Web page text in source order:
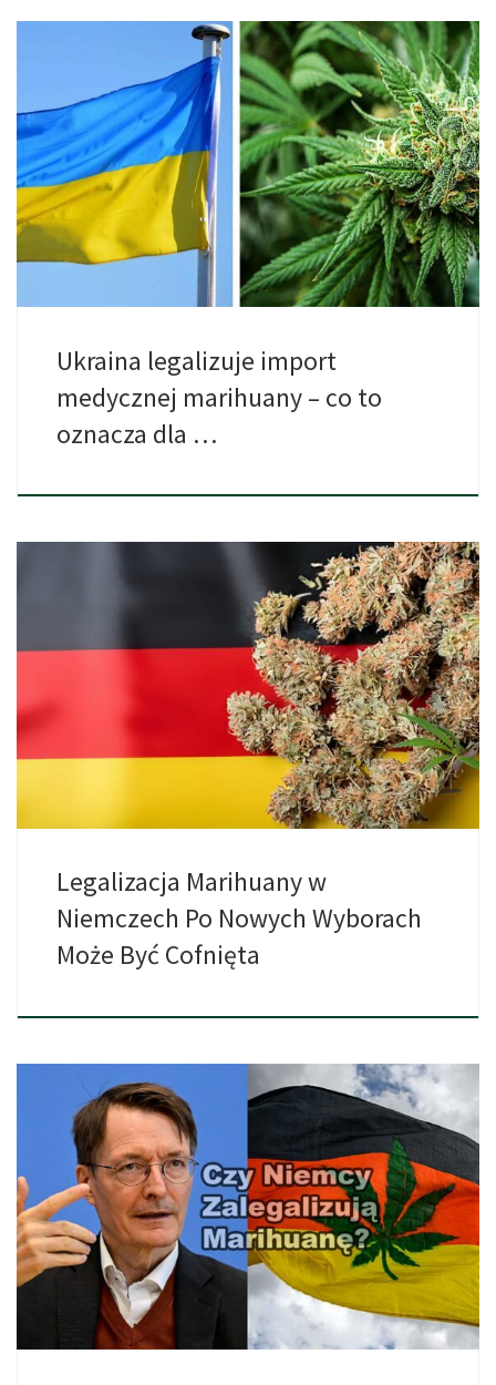
W czerwcu 2025 roku Ukraina dokonała przełomu, legalizując
import medycznej […]
Ukraina legalizuje import
medycznej marihuany – co to
oznacza dla …
W Niemczech legalizacja marihuany od dawna wzbudza ogromne
Legalizacja Marihuany w
Niemczech Po Nowych Wyborach
Może Być Cofnięta
Niemcy w ostatnich latach są liderem w Europie jeśli chodzi […]